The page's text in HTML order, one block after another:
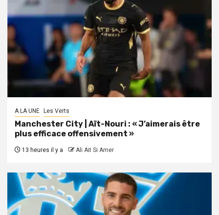
A LA UNE Les Verts
Manchester City | Aït-Nouri : « J’aimerais être
plus efficace offensivement »
13 heures il y a Ali Ait Si Amer